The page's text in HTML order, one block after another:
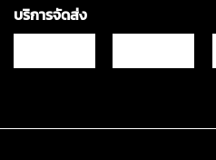
บริการจัดส่ง